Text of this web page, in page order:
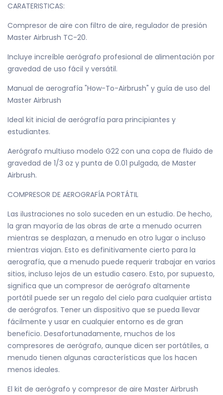
CARATERISTICAS:
Compresor de aire con filtro de aire, regulador de presión
Master Airbrush TC-20.
Incluye increíble aerógrafo profesional de alimentación por
gravedad de uso fácil y versátil.
Manual de aerografía "How-To-Airbrush" y guía de uso del
Master Airbrush
Ideal kit inicial de aerógrafía para principiantes y
estudiantes.
Aerógrafo multiuso modelo G22 con una copa de fluido de
gravedad de 1/3 oz y punta de 0.01 pulgada, de Master
Airbrush.
COMPRESOR DE AEROGRAFÍA PORTÁTIL
Las ilustraciones no solo suceden en un estudio. De hecho,
la gran mayoría de las obras de arte a menudo ocurren
mientras se desplazan, a menudo en otro lugar o incluso
mientras viajan. Esto es definitivamente cierto para la
aerografía, que a menudo puede requerir trabajar en varios
sitios, incluso lejos de un estudio casero. Esto, por supuesto,
significa que un compresor de aerógrafo altamente
portátil puede ser un regalo del cielo para cualquier artista
de aerógrafos. Tener un dispositivo que se pueda llevar
fácilmente y usar en cualquier entorno es de gran
beneficio. Desafortunadamente, muchos de los
compresores de aerógrafo, aunque dicen ser portátiles, a
menudo tienen algunas características que los hacen
menos ideales.
El kit de aerógrafo y compresor de aire Master Airbrush